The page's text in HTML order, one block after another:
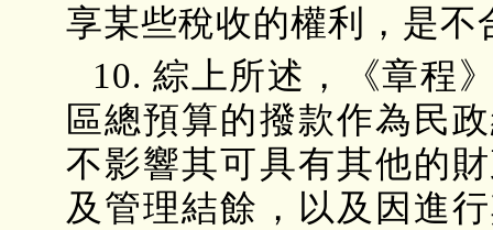
享某些稅收的權利，是不
10. 綜上所述，《章程
區總預算的撥款作為民
不影響其可具有其他的
及管理結餘，以及因進